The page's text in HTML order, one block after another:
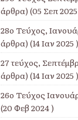
άρθρα) (05 Σεπ
28ο Τεύχος,
άρθρα) (14 Ιαν 2025 )
27 τεύχος,
άρθρα) (14 Ιαν 2025 )
26ο Τεύχος
(20 Φεβ 2024 )